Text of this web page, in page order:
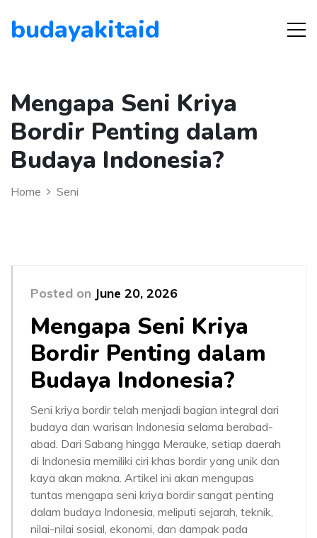
budayakitaid
Mengapa Seni Kriya
Bordir Penting dalam
Budaya Indonesia?
Home Seni
Posted on June 20, 2026
Mengapa Seni Kriya
Bordir Penting dalam
Budaya Indonesia?
Seni kriya bordir telah menjadi bagian integral dari
budaya dan warisan Indonesia selama berabad-
abad. Dari Sabang hingga Merauke, setiap daerah
di Indonesia memiliki ciri khas bordir yang unik dan
kaya akan makna. Artikel ini akan mengupas
tuntas mengapa seni kriya bordir sangat penting
dalam budaya Indonesia, meliputi sejarah, teknik,
nilai-nilai sosial, ekonomi, dan dampak pada